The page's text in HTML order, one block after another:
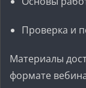
Проверка и
Материалы
формате